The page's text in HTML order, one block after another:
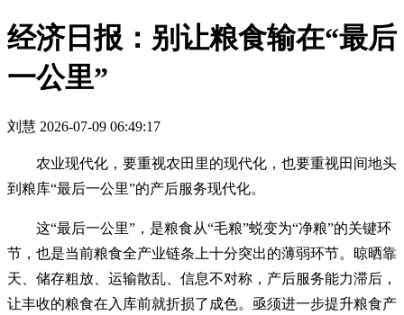
经济日报：别让粮食输在“最后
一公里”
刘慧 2026-07-09 06:49:17
农业现代化，要重视农田里的现代化，也要重视田间地头
到粮库“最后一公里”的产后服务现代化。
这“最后一公里”，是粮食从“毛粮”蜕变为“净粮”的关键环
节，也是当前粮食全产业链条上十分突出的薄弱环节。晾晒靠
天、储存粗放、运输散乱、信息不对称，产后服务能力滞后，
让丰收的粮食在入库前就折损了成色。亟须进一步提升粮食产